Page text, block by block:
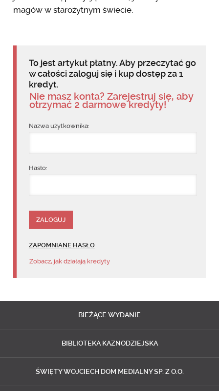
magów w starożytnym świecie.
To jest artykuł płatny. Aby przeczytać go
w całości zaloguj się i kup dostęp za 1
kredyt.
Nie masz konta? Zarejestruj się, aby
otrzymać 2 darmowe kredyty!
Nazwa użytkownika:
Hasło:
ZAPOMNIANE HASŁO
Zobacz, jak działają kredyty
BIEŻĄCE WYDANIE
BIBLIOTEKA KAZNODZIEJSKA
ŚWIĘTY WOJCIECH DOM MEDIALNY SP. Z O.O.